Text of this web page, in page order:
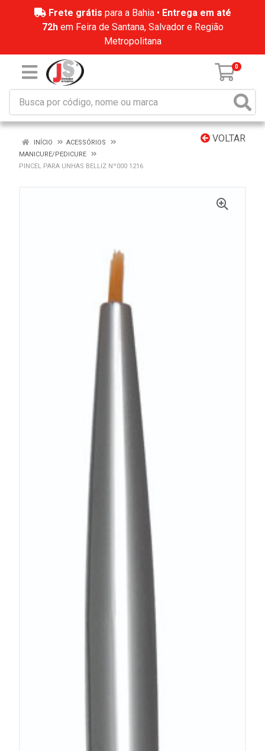
Frete grátis para a Bahia • Entrega em até
72hem Feira de Santana, Salvador e Região
Metropolitana
0
VOLTAR
INÍCIO
ACESSÓRIOS
MANICURE/PEDICURE
PINCEL PARA UNHAS BELLIZ Nº000 1216